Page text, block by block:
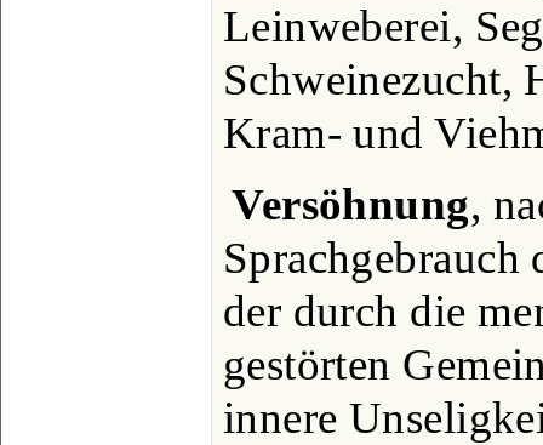
Leinweberei,
Schweinezucht,
Kram- und
Versöhnung,
der durch die
gestörten
innere